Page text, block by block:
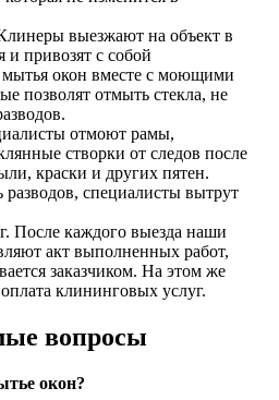
выезжают на объект в
и привозят с собой
мытья окон вместе с моющими
позволят отмыть стекла, не
отмоют рамы,
створки от следов после
краски и других пятен.
разводов, специалисты вытрут
После каждого выезда наши
акт выполненных работ,
заказчиком. На этом же
клининговых услуг.
вопросы
окон?